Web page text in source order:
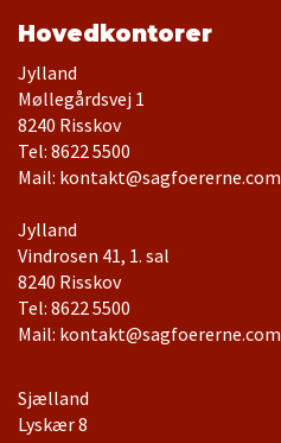
Hovedkontorer
Jylland
Møllegårdsvej 1
Tel: 8622 5500
Mail: kontakt@sagfoererne.com
Jylland
Vindrosen 41, 1. sal
Tel: 8622 5500
Mail: kontakt@sagfoererne.com
Sjælland
Lyskær 8